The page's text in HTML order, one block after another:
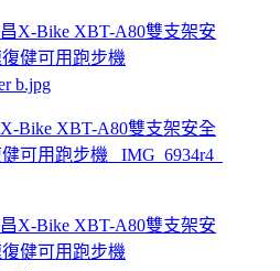
X-Bike XBT-A80雙支架安全
可用跑步機 _IMG_6934r4_